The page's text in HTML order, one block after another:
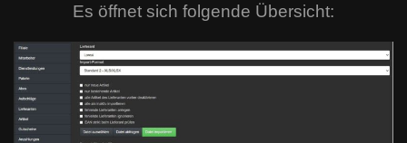
Es öffnet sich folgende Übersicht: